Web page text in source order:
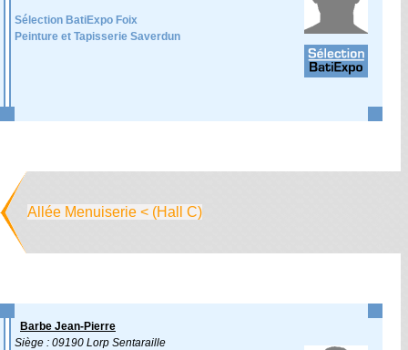
Sélection BatiExpo Foix
Peinture et Tapisserie Saverdun
Allée Menuiserie < (Hall C)
Barbe Jean-Pierre
Siège : 09190 Lorp Sentaraille